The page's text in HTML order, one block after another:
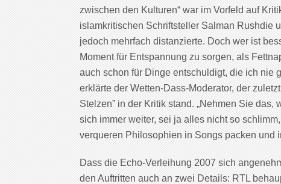
zwischen den Kulturen“ war im Vorfeld auf
islamkritischen Schriftsteller Salman Rushdie
jedoch mehrfach distanzierte. Doch wer ist
Moment für Entspannung zu sorgen, als
auch schon für Dinge entschuldigt, die ich nie
erklärte der Wetten-Dass-Moderator, der
Stelzen” in der Kritik stand. „Nehmen Sie das,
sich immer weiter, sei ja alles nicht so
verqueren Philosophien in Songs packen und
Dass die Echo-Verleihung 2007 sich
den Auftritten auch an zwei Details: RTL